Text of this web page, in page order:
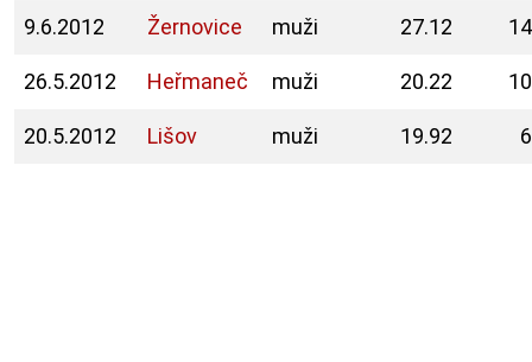
9.6.2012 Žernovice muži 27.12
26.5.2012 Heřmaneč muži 20.22
20.5.2012 Lišov muži 19.92